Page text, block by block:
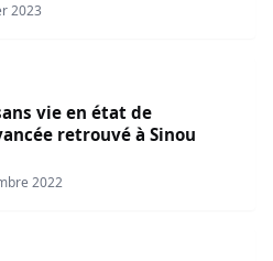
2023
vie en état de
retrouvé à Sinou
2022